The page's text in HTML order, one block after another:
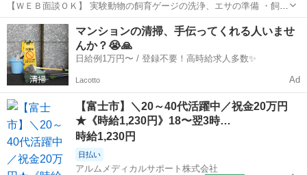
【ＷＥＢ面談ＯＫ】 実験動物の飼育ゲージの洗浄、エサの準備 ・飼育
ゲージの汚れを落として、洗浄滅菌をします。 ・飼育に必要なエサや
水、資材の準備をします。 ・作業は慣れるまでは、2人1組で行いま
す。 ・慣れてきたら一人で自分...
静岡 富士宮市 西富士宮駅 その他
マンションの清掃、手伝ってくれる人いませ
んか？😭🙏
日給例1万円〜 / 登録不要！高時給求人多数✨
Lacotto Ad
【富士市】＼20～40代活躍中／祝金20万円
★《時給1,230円》18〜翌3時…
時給1,230円
日払い
アルムメディカルサポート株式会社